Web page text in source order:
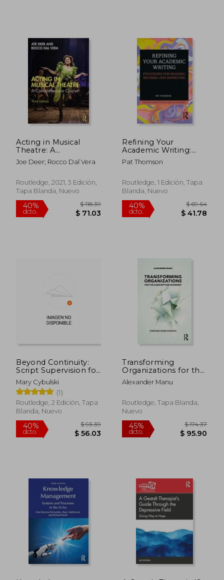
45%
dcto. $ 239.30
40%
dcto.
40%
dcto.
Acting in Musical
Theatre: A
Comprehensive
Course (en Inglés)
Joe Deer; Rocco Dal Vera
Routledge, 2021, 3 Edición,
Tapa Blanda, Nuevo
40%
Refining Your
Academic Writing:
Strategies for
Reading, Revising and
Guides to Success in
Academia) (en Inglés)
Pat Thomson
Routledge, 1 Edición, Tapa
Blanda, Nuevo
40%
Beyond Continuity:
Script Supervision for
the Modern
Filmmaker (en
Inglés)
Mary Cybulski
(1)
Routledge, 2 Edición, Tapa
Blanda, Nuevo
Transforming
Organizations for the
Subscription
Economy: Starting
Alexander Manu
Routledge, Tapa Blanda,
Nuevo